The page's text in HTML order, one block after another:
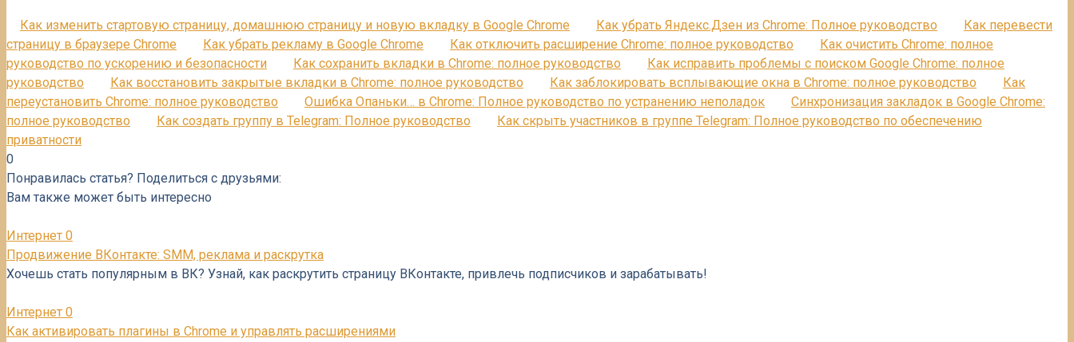
Как изменить стартовую страницу, домашнюю страницу и новую вкладку в Google Chrome Как убрать Яндекс.Дзен из Chrome: Полное руководство
Как перевести
страницу в браузере Chrome
Как убрать рекламу в Google Chrome Как отключить расширение Chrome: полное руководство
Как очистить Chrome: полное
руководство по ускорению и безопасности
Как сохранить вкладки в Chrome: полное руководство
Как исправить проблемы с поиском Google Chrome: полное
руководство
Как восстановить закрытые вкладки в Chrome: полное руководство Как заблокировать всплывающие окна в Chrome: полное руководство
Как
переустановить Chrome: полное руководство
Ошибка Опаньки… в Chrome: Полное руководство по устранению неполадок
Синхронизация закладок в Google Chrome:
полное руководство
Как создать группу в Telegram: Полное руководство
Как скрыть участников в группе Telegram: Полное руководство по обеспечению
приватности
0
Понравилась статья? Поделиться с друзьями:
Вам также может быть интересно
Интернет 0
Продвижение ВКонтакте: SMM, реклама и раскрутка
Хочешь стать популярным в ВК? Узнай, как раскрутить страницу ВКонтакте, привлечь подписчиков и зарабатывать!
Интернет 0
Как активировать плагины в Chrome и управлять расширениями